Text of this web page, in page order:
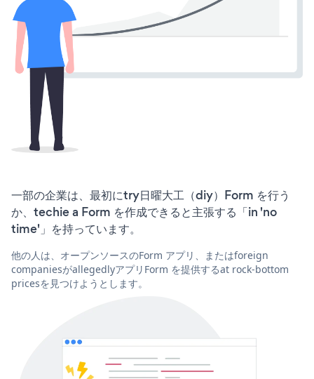
一部の企業は、最初にtry日曜大工（diy）Form を行う
か、techie a Form を作成できると主張する「in 'no
time'」を持っています。
他の人は、オープンソースのForm アプリ、またはforeign
companiesがallegedlyアプリForm を提供するat rock-bottom
pricesを見つけようとします。